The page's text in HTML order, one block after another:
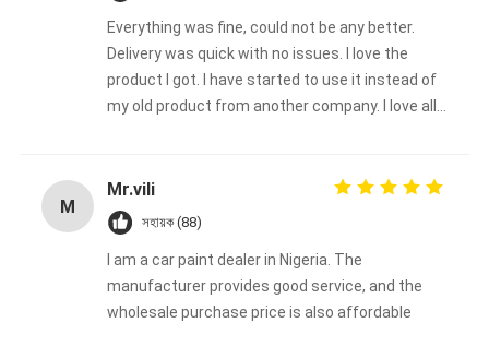
Everything was fine, could not be any better.
Delivery was quick with no issues. I love the
product I got. I have started to use it instead of
my old product from another company. I love all
M
Mr.vili
সহায়ক (88)
I am a car paint dealer in Nigeria. The
manufacturer provides good service, and the
wholesale purchase price is also affordable